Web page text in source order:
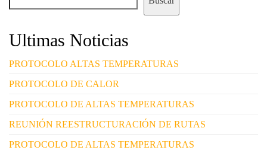
Ultimas Noticias
PROTOCOLO ALTAS TEMPERATURAS
PROTOCOLO DE CALOR
PROTOCOLO DE ALTAS TEMPERATURAS
REUNIÓN REESTRUCTURACIÓN DE RUTAS
PROTOCOLO DE ALTAS TEMPERATURAS